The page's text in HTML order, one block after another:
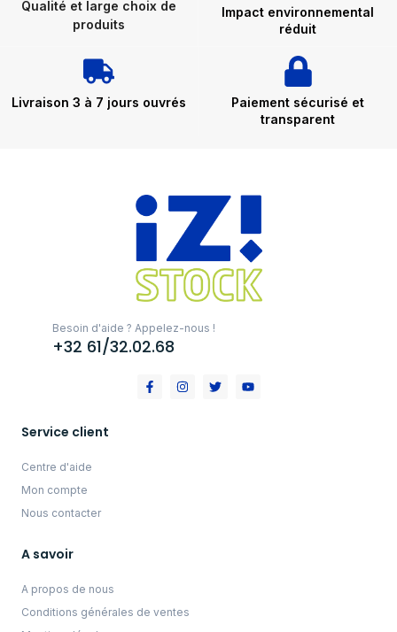
Qualité et large choix de
produits
Impact environnemental
réduit
Livraison 3 à 7 jours ouvrés
Paiement sécurisé et
transparent
Besoin d'aide ? Appelez-nous !
+32 61/32.02.68
Service client
Centre d'aide
Mon compte
Nous contacter
A savoir
A propos de nous
Conditions générales de ventes